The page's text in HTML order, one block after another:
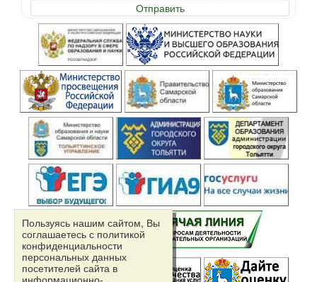
Пользуясь нашим сайтом, Вы
соглашаетесь с политикой
конфиденциальности
персональных данных
посетителей сайта в
информационно-